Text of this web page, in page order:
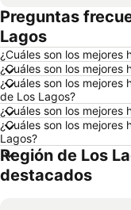
Hoteles en Puerto
Hoteles en Miami
Hoteles en Ambato
Hoteles en Lisboa
Hoteles en Oporto
Hoteles en Galápagos
Hoteles en Curazao
Hoteles en Santa Cruz
Preguntas
Lagos
¿Cuáles son los mejores
¿Cuáles son los mejores
¿Cuáles son los
de Los Lagos?
¿Cuáles son los mejores
¿Cuáles son los mejores
Lagos?
Región de Los
destacados